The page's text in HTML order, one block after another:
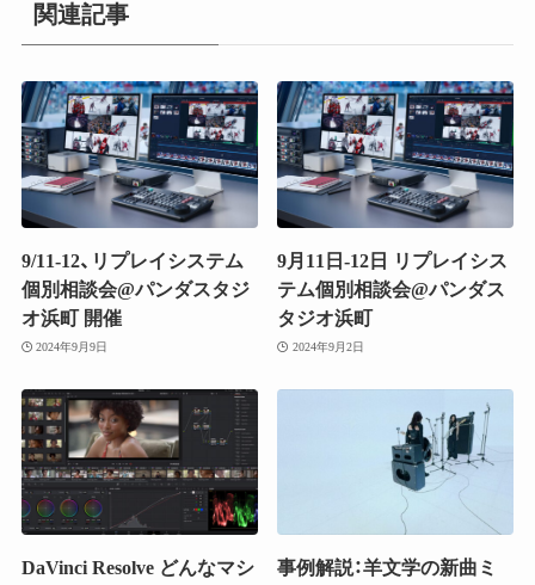
関連記事
9/11-12、リプレイシステム
個別相談会@パンダスタジ
オ浜町 開催
2024年9月9日
9月11日-12日 リプレイシス
テム個別相談会@パンダス
タジオ浜町
2024年9月2日
DaVinci Resolve どんなマシ
事例解説：羊文学の新曲ミ